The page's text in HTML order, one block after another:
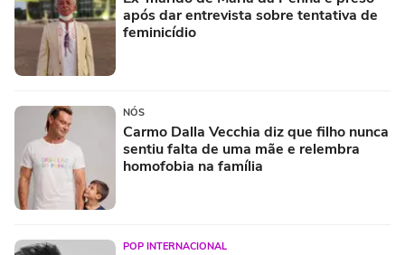
após dar entrevista sobre tentativa de
feminicídio
NÓS
Carmo Dalla Vecchia diz que filho nunca
sentiu falta de uma mãe e relembra
homofobia na família
POP INTERNACIONAL